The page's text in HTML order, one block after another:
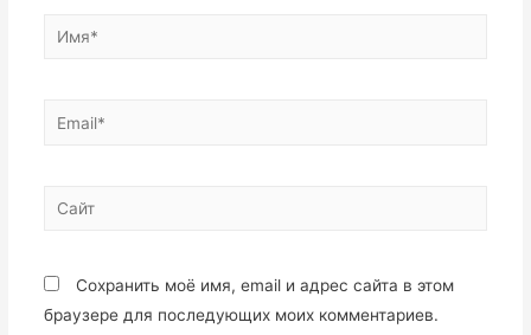
Имя*
Email*
Сайт
Сохранить моё имя, email и адрес сайта в этом
браузере для последующих моих комментариев.